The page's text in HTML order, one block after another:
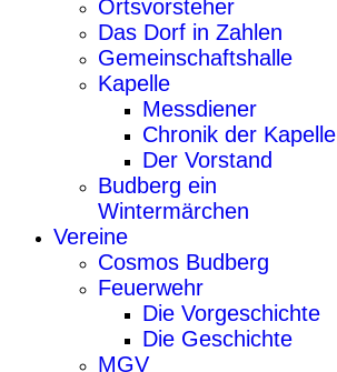
Ortsvorsteher
Das Dorf in Zahlen
Gemeinschaftshalle
Kapelle
Messdiener
Chronik der Kapelle
Der Vorstand
Budberg ein
Wintermärchen
Vereine
Cosmos Budberg
Feuerwehr
Die Vorgeschichte
Die Geschichte
MGV